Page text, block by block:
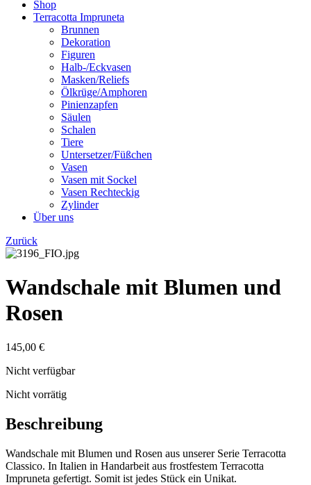
Shop
Terracotta Impruneta
Brunnen
Dekoration
Figuren
Halb-/Eckvasen
Masken/Reliefs
Ölkrüge/Amphoren
Pinienzapfen
Säulen
Schalen
Tiere
Untersetzer/Füßchen
Vasen
Vasen mit Sockel
Vasen Rechteckig
Zylinder
Über uns
Zurück
Wandschale mit Blumen und
Rosen
145,00 €
Nicht verfügbar
Nicht vorrätig
Beschreibung
Wandschale mit Blumen und Rosen aus unserer Serie Terracotta
Classico. In Italien in Handarbeit aus frostfestem Terracotta
Impruneta gefertigt. Somit ist jedes Stück ein Unikat.